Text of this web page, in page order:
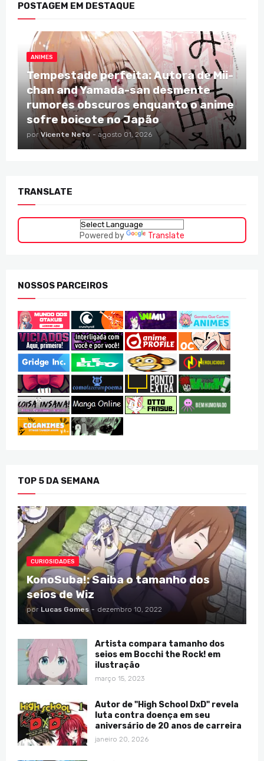
POSTAGEM EM DESTAQUE
ANIMES
Tempestade perfeita: Autora de Mii-
chan and Yamada-san desmente
rumores obscuros enquanto o anime
sofre boicote no Japão
por Vicente Neto - agosto 01, 2026
TRANSLATE
Powered by Translate
NOSSOS PARCEIROS
TOP 5 DA SEMANA
CURIOSIDADES
KonoSuba!: Saiba o tamanho dos
seios de Wiz
por Lucas Gomes - dezembro 10, 2022
Artista compara tamanho dos
seios em Bocchi the Rock! em
ilustração
março 15, 2023
Autor de "High School DxD" revela
luta contra doença em seu
aniversário de 20 anos de carreira
janeiro 20, 2026